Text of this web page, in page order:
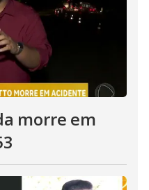
morre em